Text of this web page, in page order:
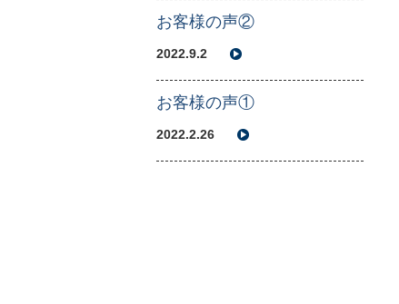
お客様の声②
2022.9.2
お客様の声①
2022.2.26